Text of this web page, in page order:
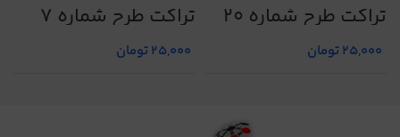
تراکت طرح شماره 20
25,000تومان
تراکت طرح شماره 7
25,000تومان